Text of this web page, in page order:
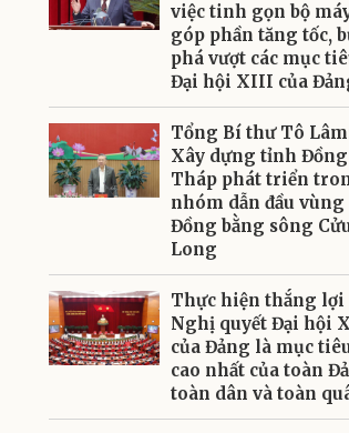
việc tinh gọn bộ
góp phần tăng tốc,
phá vượt các mục
Đại hội XIII của
Tổng Bí thư Tô
Xây dựng tỉnh Đồng
Tháp phát triển
nhóm dẫn đầu vùng
Đồng bằng sông
Long
Thực hiện thắng lợi
Nghị quyết Đại hội
của Đảng là mục
cao nhất của toàn
toàn dân và toàn
Gửi